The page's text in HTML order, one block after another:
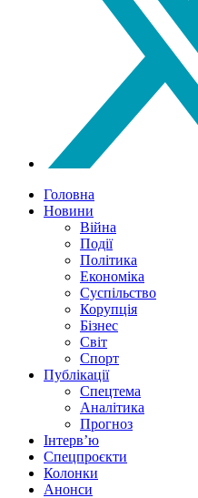
Головна
Новини
Війна
Події
Політика
Економіка
Суспільство
Корупція
Бізнес
Світ
Спорт
Публікації
Спецтема
Аналітика
Прогноз
Інтерв’ю
Спецпроєкти
Колонки
Анонси